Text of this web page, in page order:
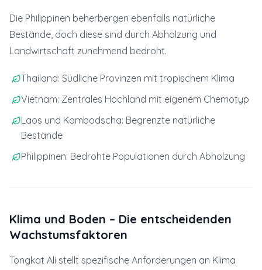
Die Philippinen beherbergen ebenfalls natürliche
Bestände, doch diese sind durch Abholzung und
Landwirtschaft zunehmend bedroht.
Thailand: Südliche Provinzen mit tropischem Klima
Vietnam: Zentrales Hochland mit eigenem Chemotyp
Laos und Kambodscha: Begrenzte natürliche
Bestände
Philippinen: Bedrohte Populationen durch Abholzung
Klima und Boden – Die entscheidenden
Wachstumsfaktoren
Tongkat Ali stellt spezifische Anforderungen an Klima